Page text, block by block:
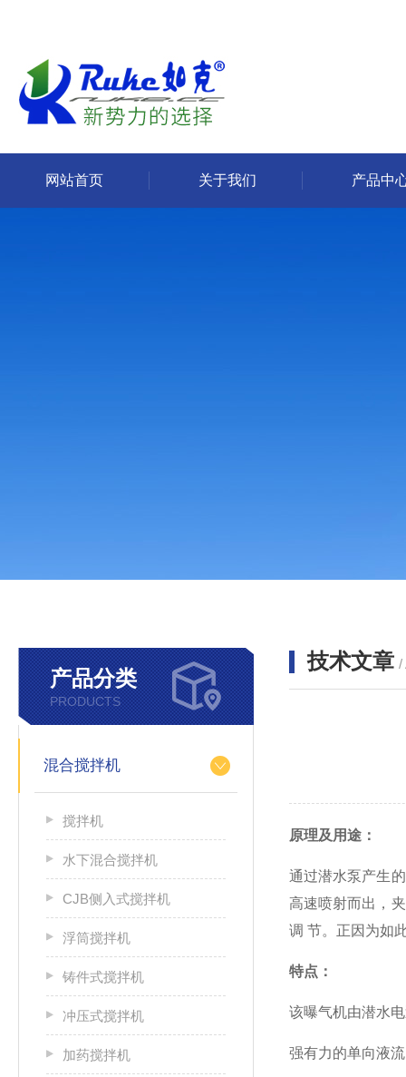
网站首页 关于我们 产品中
产品分类
PRODUCTS
混合搅拌机
搅拌机
水下混合搅拌机
CJB侧入式搅拌机
浮筒搅拌机
铸件式搅拌机
冲压式搅拌机
加药搅拌机
技术文章 /
原理及用途：
通过潜水泵产生
高速喷射而出，
调 节。正因为如
特点：
该曝气机由潜水
强有力的单向液